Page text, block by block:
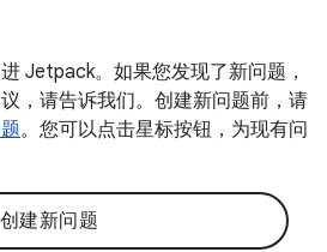
Jetpack。如果您发现了新问题，
，请告诉我们。创建新问题前，请
。您可以点击星标按钮，为现有问
创建新问题